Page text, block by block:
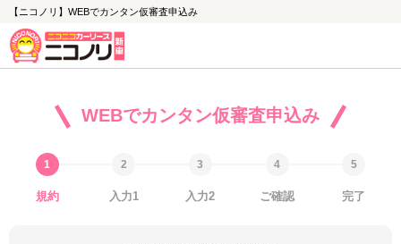
【ニコノリ】WEBでカンタン仮審査申込み
WEBでカンタン仮審査申込み
規約 入力1 入力2 ご確認 完了